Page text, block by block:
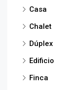
Casa
Chalet
Dúplex
Edificio
Finca